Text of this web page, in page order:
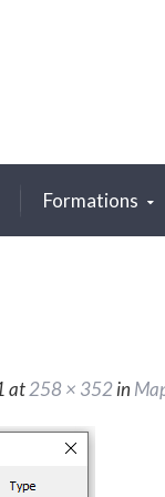
Formations
at258 × 352in